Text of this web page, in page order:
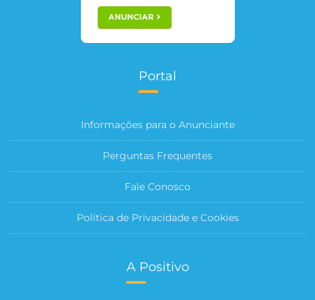
Portal
Informações para o Anunciante
Perguntas Frequentes
Fale Conosco
Política de Privacidade e Cookies
A Positivo